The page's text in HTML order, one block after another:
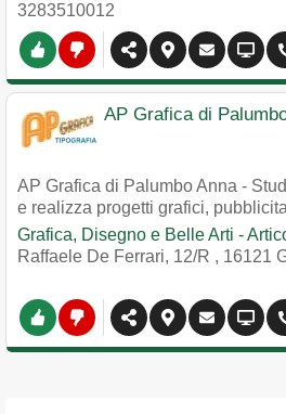
3283510012
AP Grafica di
AP Grafica di Palumbo Anna -
e realizza progetti grafici,
Grafica, Disegno e Belle Arti -
Raffaele De Ferrari, 12/R , 16121